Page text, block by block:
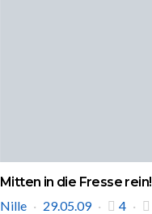
Mitten in die Fresse rein!
Nille
29.05.09 4